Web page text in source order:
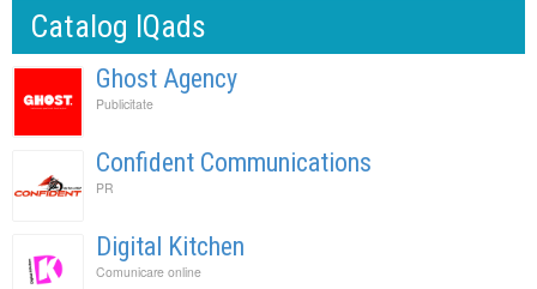
Catalog IQads
Ghost Agency
Publicitate
Confident Communications
PR
Digital Kitchen
Comunicare online